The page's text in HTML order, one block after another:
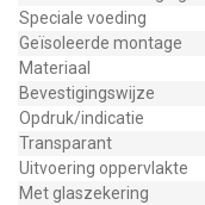
Speciale voeding
Geïsoleerde montage
Materiaal
Bevestigingswijze
Opdruk/indicatie
Transparant
Uitvoering oppervlakte
Met glaszekering